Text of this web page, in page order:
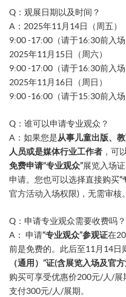
Q：观展日期以及时间？
A：2025年11月14日（周五）
9:00 -17:00（请于16:30前入场
2025年11月15日（周六）
9:00 -17:00（请于16:30前入场
2025年11月16日（周日）
9:00 -16:00（请于15:30前入场
Q：谁可以申请专业观众？
A：如果您是从事儿童出版、
人员或是媒体行业工作者 ，可
免费申请“专业观众”展览入场
申请。您也可以选择直接购买“
官方活动入场权限)，无需审核。
Q：申请专业观众需要收费吗？
A： 申请“专业观众”参观证在
前是免费的。此后至11月14日
（通用）”证(含展览入场及官
购买可享受优惠价200元/人/
支付300元/人/展期。